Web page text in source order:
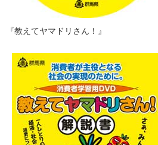
​『教えてヤマドリさん！』